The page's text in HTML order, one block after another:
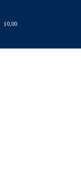
$ 0,00